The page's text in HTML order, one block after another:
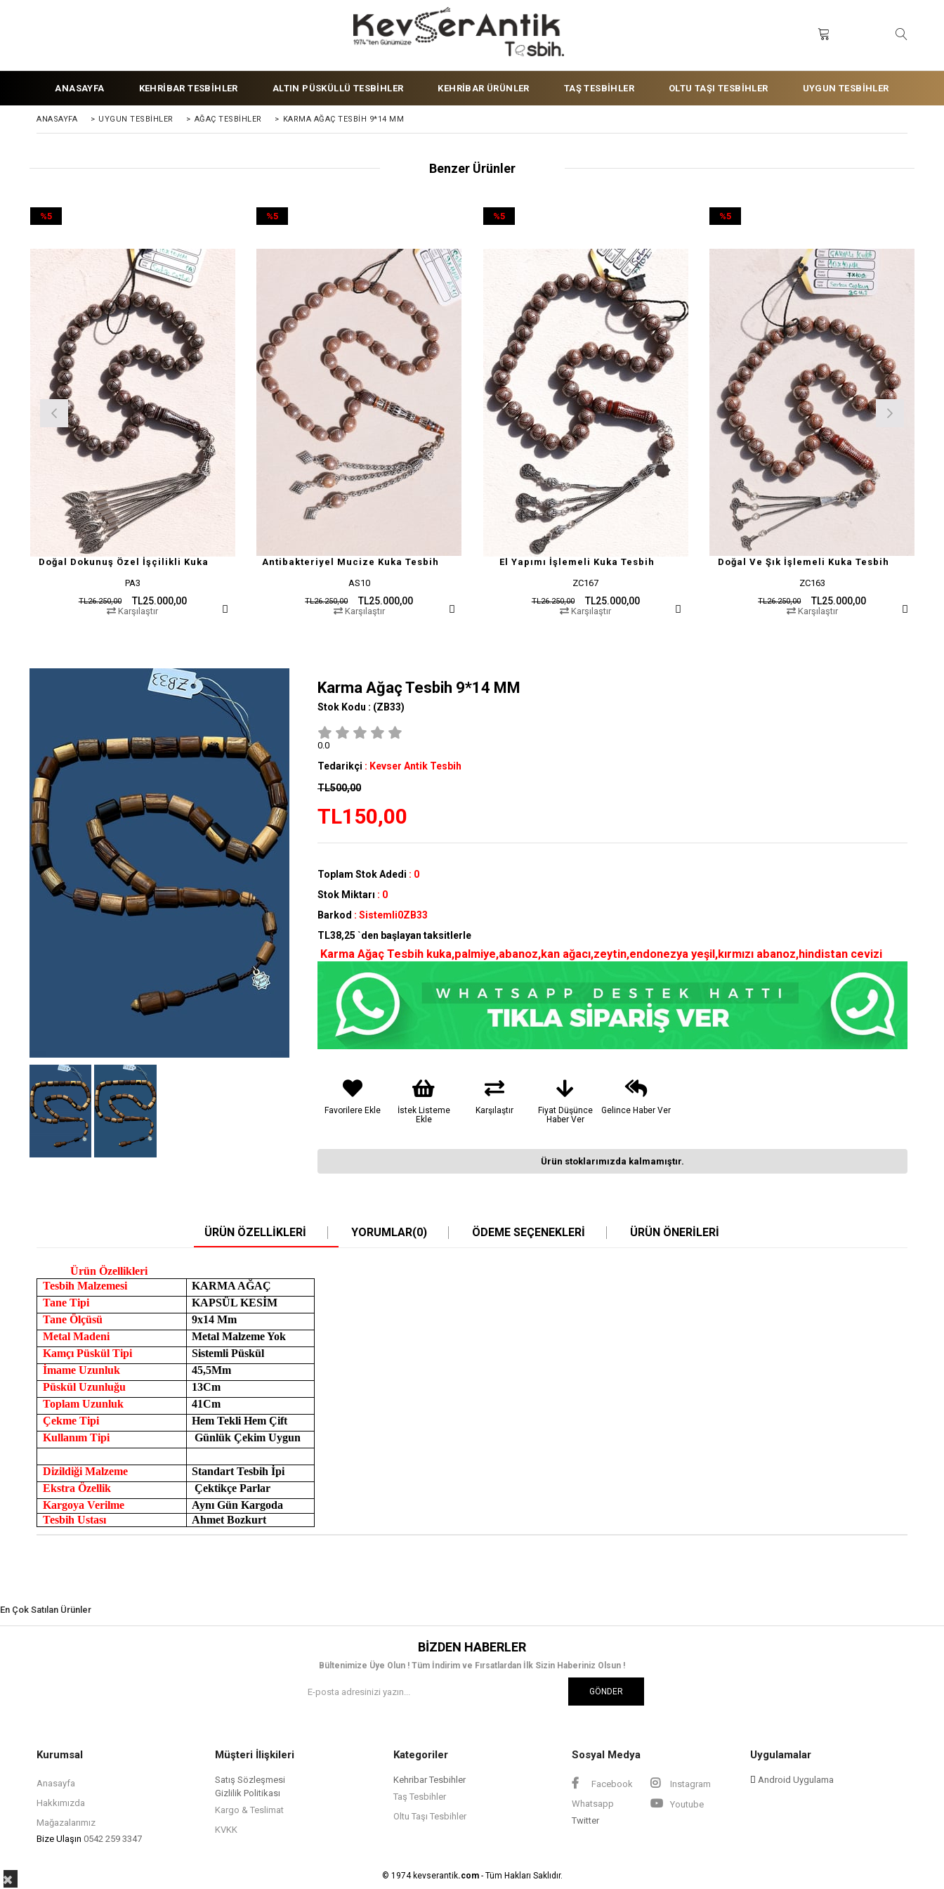
ANASAYFA KEHRİBAR TESBİHLER ALTIN PÜSKÜLLÜ TESBİHLER KEHRİBAR ÜRÜNLER TAŞ TESBİHLER OLTU TAŞI TESBİHLER UYGUN TESBİHLER
ANASAYFA > UYGUN TESBİHLER > AĞAÇ TESBİHLER > KARMA AĞAÇ TESBIH 9*14 MM
Benzer Ürünler
Doğal Dokunuş Özel İşçilikli Kuka
PA3
TL25.000,00
TL26.250,00
%5
%5İndirim
Karşılaştır
Antibakteriyel Mucize Kuka Tesbih
AS10
TL25.000,00
TL26.250,00
%5
%5İndirim
Karşılaştır
El Yapımı İşlemeli Kuka Tesbih
ZC167
TL25.000,00
TL26.250,00
%5
Karşılaştır
Doğal Ve Şık İşlemeli Kuka Tesbih
ZC163
TL25.000,00
TL26.250,00
%5
%5İndirim
Karşılaştır
Karma Ağaç Tesbih 9*14 MM
Stok Kodu : (ZB33)
0.0
Tedarikçi : Kevser Antik Tesbih
TL500,00
TL150,00
Toplam Stok Adedi : 0
Stok Miktarı : 0
Barkod : Sistemli0ZB33
TL38,25 `den başlayan taksitlerle
Karma Ağaç Tesbih kuka,palmiye,abanoz,kan ağacı,zeytin,endonezya yeşil,kırmızı abanoz,hindistan cevizi
Favorilere Ekle
İstek Listeme
Ekle
Karşılaştır
Fiyat Düşünce
Haber Ver
Gelince Haber Ver
Ürün stoklarımızda kalmamıştır.
ÜRÜN ÖZELLIKLERI YORUMLAR(0) ÖDEME SEÇENEKLERI ÜRÜN ÖNERILERI
Ürün Özellikleri
Tesbih Malzemesi
KARMA AĞAÇ
Tane Tipi
KAPSÜL KESİM
Tane Ölçüsü
9x14 Mm
Metal Madeni
Metal Malzeme Yok
Kamçı Püskül Tipi
Sistemli Püskül
İmame Uzunluk
45,5Mm
Püskül Uzunluğu
13Cm
Toplam Uzunluk
41Cm
Çekme Tipi
Hem Tekli Hem Çift
Kullanım Tipi
Günlük Çekim Uygun
Dizildiği Malzeme
Standart Tesbih İpi
Ekstra Özellik
Çektikçe Parlar
Kargoya Verilme
Aynı Gün Kargoda
Tesbih Ustası
Ahmet Bozkurt
En Çok Satılan Ürünler
BIZDEN HABERLER
Bültenimize Üye Olun ! Tüm İndirim ve Fırsatlardan İlk Sizin Haberiniz Olsun !
GÖNDER
Kurumsal
Anasayfa
Hakkımızda
Mağazalarımız
Bize Ulaşın 0542 259 3347
Müşteri İlişkileri
Satış Sözleşmesi
Gizlilik Politikası
Kargo & Teslimat
KVKK
Kategoriler
Kehribar Tesbihler
Taş Tesbihler
Oltu Taşı Tesbihler
Sosyal Medya
Facebook
Instagram
Whatsapp
Youtube
Twitter
Uygulamalar
Android Uygulama
© 1974 kevserantik.com- Tüm Hakları Saklıdır.